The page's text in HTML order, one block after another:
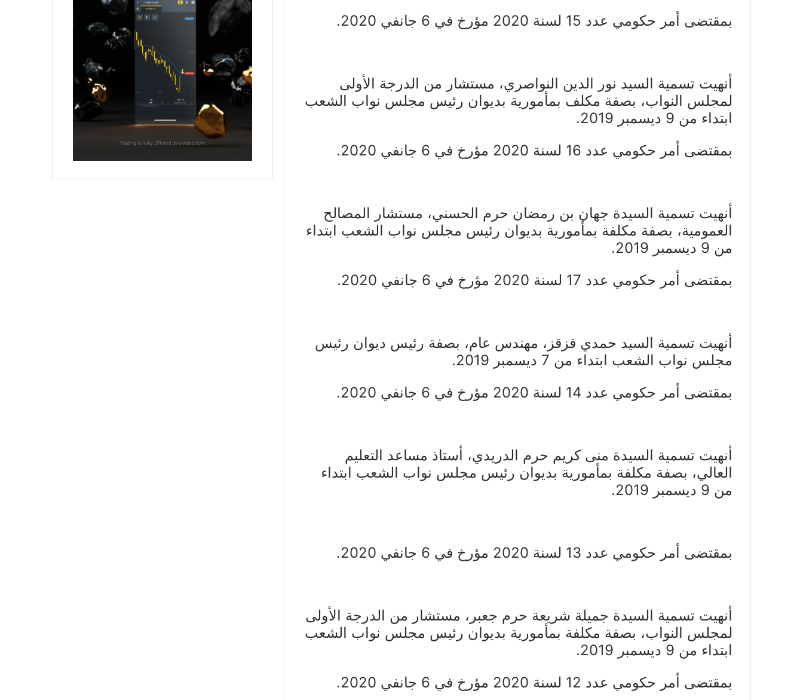
بمقتضى أمر حكومي عدد 15 لسنة 2020 مؤرخ في 6 جانفي 2020.
أنهيت تسمية السيد نور الدين النواصري، مستشار من الدرجة الأولى
لمجلس النواب، بصفة مكلف بمأمورية بديوان رئيس مجلس نواب الشعب
ابتداء من 9 ديسمبر 2019.
بمقتضى أمر حكومي عدد 16 لسنة 2020 مؤرخ في 6 جانفي 2020.
أنهيت تسمية السيدة جهان بن رمضان حرم الحسني، مستشار المصالح
العمومية، بصفة مكلفة بمأمورية بديوان رئيس مجلس نواب الشعب ابتداء
من 9 ديسمبر 2019.
بمقتضى أمر حكومي عدد 17 لسنة 2020 مؤرخ في 6 جانفي 2020.
أنهيت تسمية السيد حمدي قزقز، مهندس عام، بصفة رئيس ديوان رئيس
مجلس نواب الشعب ابتداء من 7 ديسمبر 2019.
بمقتضى أمر حكومي عدد 14 لسنة 2020 مؤرخ في 6 جانفي 2020.
أنهيت تسمية السيدة منى كريم حرم الدريدي، أستاذ مساعد التعليم
العالي، بصفة مكلفة بمأمورية بديوان رئيس مجلس نواب الشعب ابتداء
من 9 ديسمبر 2019.
بمقتضى أمر حكومي عدد 13 لسنة 2020 مؤرخ في 6 جانفي 2020.
أنهيت تسمية السيدة جميلة شريعة حرم جعبر، مستشار من الدرجة الأولى
لمجلس النواب، بصفة مكلفة بمأمورية بديوان رئيس مجلس نواب الشعب
ابتداء من 9 ديسمبر 2019.
بمقتضى أمر حكومي عدد 12 لسنة 2020 مؤرخ في 6 جانفي 2020.